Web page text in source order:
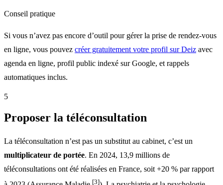
Conseil pratique
Si vous n’avez pas encore d’outil pour gérer la prise de rendez-vous
en ligne, vous pouvez créer gratuitement votre profil sur Deiz avec
agenda en ligne, profil public indexé sur Google, et rappels
automatiques inclus.
5
Proposer la téléconsultation
La téléconsultation n’est pas un substitut au cabinet, c’est un
multiplicateur de portée. En 2024, 13,9 millions de
téléconsultations ont été réalisées en France, soit +20 % par rapport
[3]